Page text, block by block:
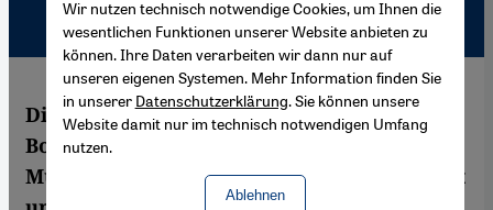
Die Diskussionen unter den Muslimen
Bosniens könnten einen Anstoß für
Muslime in einem nicht-muslimischen Staat
Wir nutzen technisch notwendige Cookies, um Ihnen die
wesentlichen Funktionen unserer Website anbieten zu
können. Ihre Daten verarbeiten wir dann nur auf
unseren eigenen Systemen. Mehr Information finden Sie
in unserer Datenschutzerklärung. Sie können unsere
Website damit nur im technisch notwendigen Umfang
nutzen.
Ablehnen